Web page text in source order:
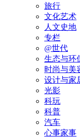
旅行
文化艺术
人文史地
专栏
@世代
生态与环
时尚与美
设计与家
光影
科玩
科普
汽车
心事家事